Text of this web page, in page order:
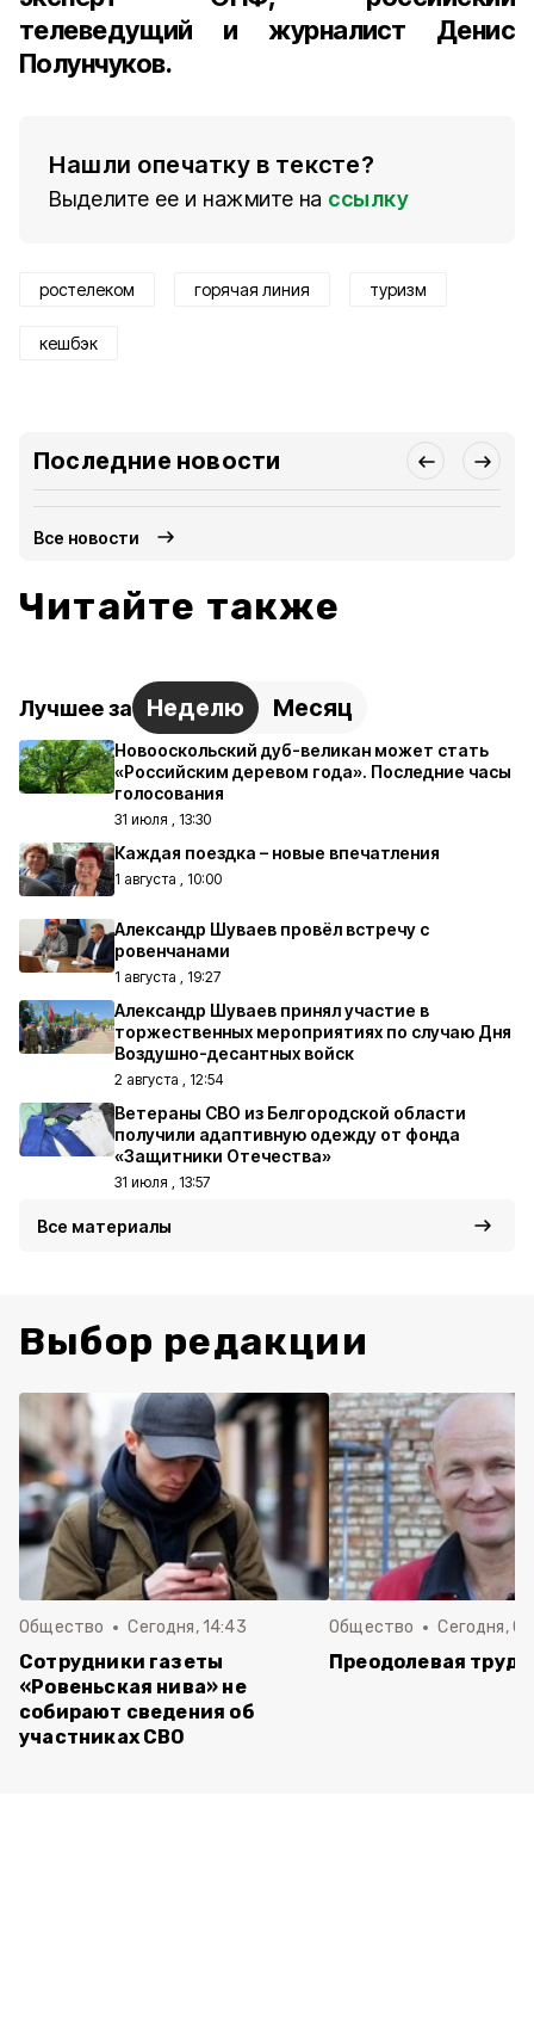
телеведущий и журналист Денис
Полунчуков.
Нашли опечатку в тексте?
Выделите ее и нажмите на ссылку
ростелеком горячая линия туризм
кешбэк
Последние новости
Все новости
Читайте также
Лучшее за Неделю Месяц
Новооскольский дуб-великан может стать
«Российским деревом года». Последние часы
голосования
31 июля , 13:30
Каждая поездка – новые впечатления
1 августа , 10:00
Александр Шуваев провёл встречу с
ровенчанами
1 августа , 19:27
Александр Шуваев принял участие в
торжественных мероприятиях по случаю Дня
Воздушно-десантных войск
2 августа , 12:54
Ветераны СВО из Белгородской области
получили адаптивную одежду от фонда
«Защитники Отечества»
31 июля , 13:57
Все материалы
Выбор редакции
Общество Сегодня, 14:43
Сотрудники газеты
«Ровеньская нива» не
собирают сведения об
участниках СВО
Общество Сегодня,
Преодолевая